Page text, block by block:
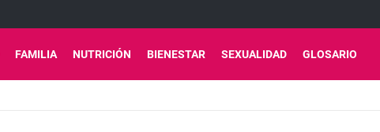
FAMILIA NUTRICIÓN BIENESTAR SEXUALIDAD GLOSARIO